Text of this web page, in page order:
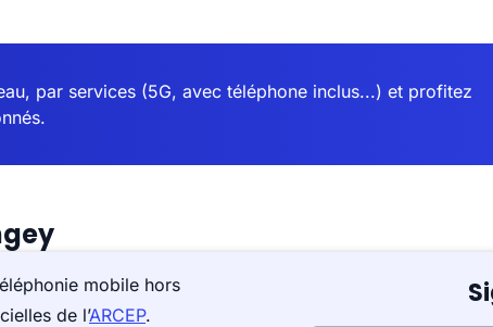
par services (5G, avec téléphone inclus...) et profitez
mobile hors
de l’ARCEP.